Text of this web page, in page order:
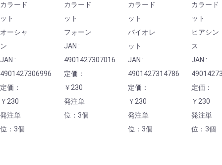
カラード
ット
オーシャ
ン
JAN :
4901427306996
定価：
￥230
発注単
位：3個
カラード
ット
フォーン
JAN :
4901427307016
定価：
￥230
発注単
位：3個
カラード
ット
バイオレ
ット
JAN :
4901427314786
定価：
￥230
発注単
位：3個
カラード
ット
ヒアシン
ス
JAN :
定価：
￥230
発注単
位：3個